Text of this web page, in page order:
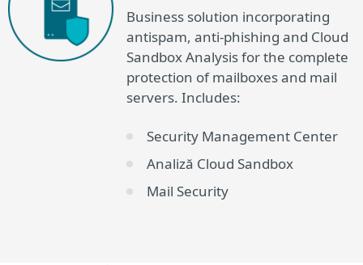
Business solution incorporating
antispam, anti-phishing and Cloud
Sandbox Analysis for the complete
protection of mailboxes and mail
servers. Includes:
Security Management Center
Analiză Cloud Sandbox
Mail Security